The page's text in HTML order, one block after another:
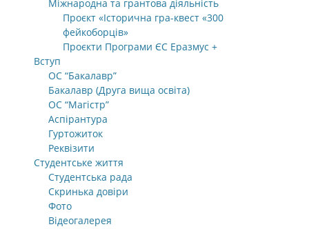
Міжнародна та грантова діяльність
Проєкт «Історична гра-квест «300
фейкоборців»
Проєкти Програми ЄС Еразмус +
Вступ
ОС “Бакалавр”
Бакалавр (Друга вища освіта)
ОС “Магістр”
Аспірантура
Гуртожиток
Реквізити
Студентське життя
Студентська рада
Скринька довіри
Фото
Відеогалерея